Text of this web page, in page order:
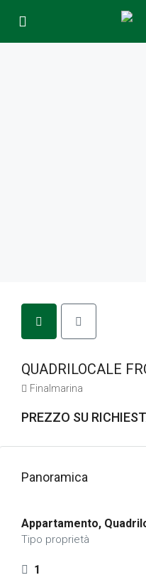
QUADRILOCALE
Finalmarina
PREZZO SU
Panoramica
Appartamento,
Tipo proprietà
1